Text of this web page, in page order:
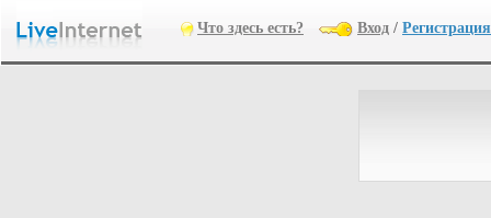
Что здесь есть? Вход / Регистрация